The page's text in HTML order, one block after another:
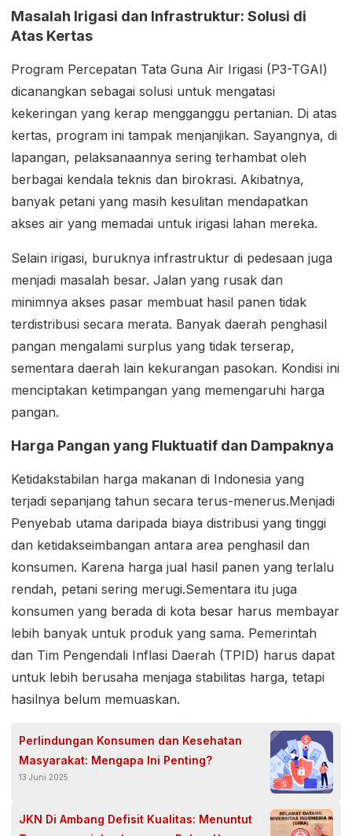
Masalah Irigasi dan Infrastruktur: Solusi di
Atas Kertas
Program Percepatan Tata Guna Air Irigasi (P3-TGAI)
dicanangkan sebagai solusi untuk mengatasi
kekeringan yang kerap mengganggu pertanian. Di atas
kertas, program ini tampak menjanjikan. Sayangnya, di
lapangan, pelaksanaannya sering terhambat oleh
berbagai kendala teknis dan birokrasi. Akibatnya,
banyak petani yang masih kesulitan mendapatkan
akses air yang memadai untuk irigasi lahan mereka.
Selain irigasi, buruknya infrastruktur di pedesaan juga
menjadi masalah besar. Jalan yang rusak dan
minimnya akses pasar membuat hasil panen tidak
terdistribusi secara merata. Banyak daerah penghasil
pangan mengalami surplus yang tidak terserap,
sementara daerah lain kekurangan pasokan. Kondisi ini
menciptakan ketimpangan yang memengaruhi harga
pangan.
Harga Pangan yang Fluktuatif dan Dampaknya
Ketidakstabilan harga makanan di Indonesia yang
terjadi sepanjang tahun secara terus-menerus.Menjadi
Penyebab utama daripada biaya distribusi yang tinggi
dan ketidakseimbangan antara area penghasil dan
konsumen. Karena harga jual hasil panen yang terlalu
rendah, petani sering merugi.Sementara itu juga
konsumen yang berada di kota besar harus membayar
lebih banyak untuk produk yang sama. Pemerintah
dan Tim Pengendali Inflasi Daerah (TPID) harus dapat
untuk lebih berusaha menjaga stabilitas harga, tetapi
hasilnya belum memuaskan.
Perlindungan Konsumen dan Kesehatan
Masyarakat: Mengapa Ini Penting?
13 Juni 2025
JKN Di Ambang Defisit Kualitas: Menuntut